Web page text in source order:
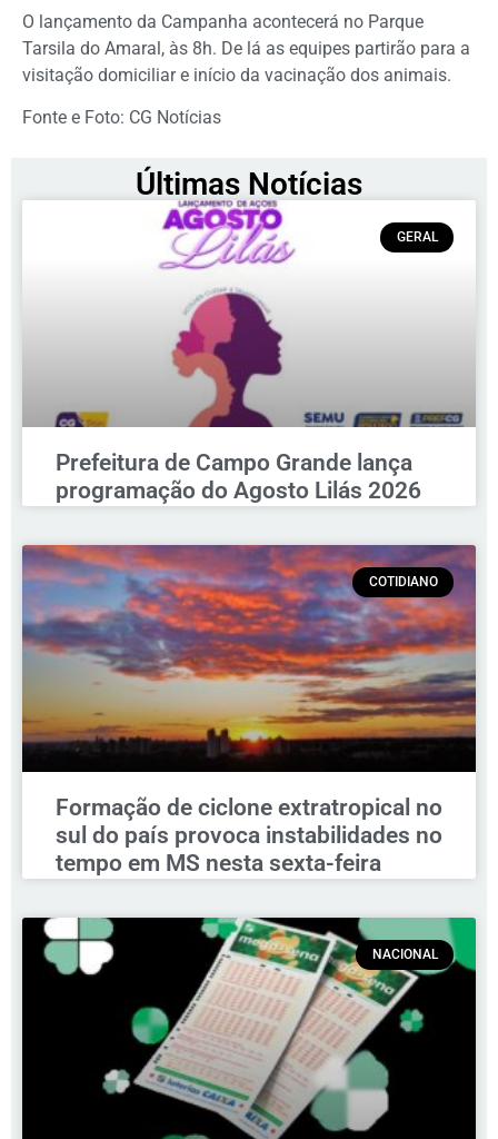
O lançamento da Campanha acontecerá no Parque
Tarsila do Amaral, às 8h. De lá as equipes partirão para a
visitação domiciliar e início da vacinação dos animais.
Fonte e Foto: CG Notícias
Últimas Notícias
GERAL
Prefeitura de Campo Grande lança
programação do Agosto Lilás 2026
COTIDIANO
Formação de ciclone extratropical no
sul do país provoca instabilidades no
tempo em MS nesta sexta-feira
NACIONAL